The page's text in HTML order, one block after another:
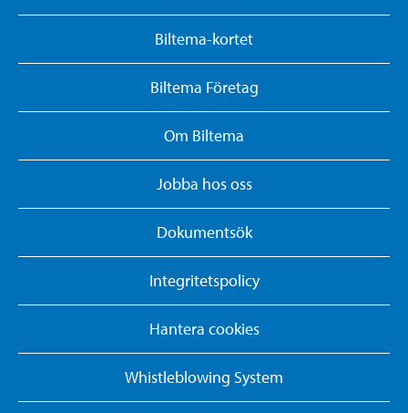
Biltema-kortet
Biltema Företag
Om Biltema
Jobba hos oss
Dokumentsök
Integritetspolicy
Hantera cookies
Whistleblowing System